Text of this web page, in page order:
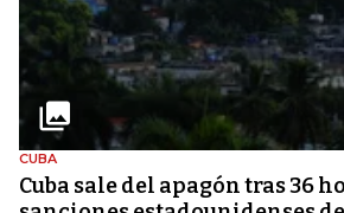
CUBA
Cuba sale del apagón tras 36